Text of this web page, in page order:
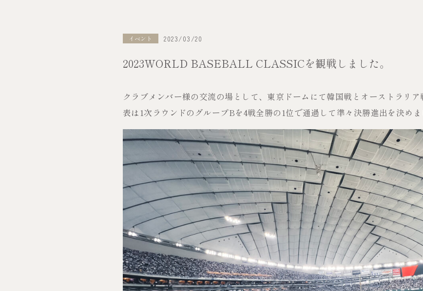
イベント 2023/03/20
2023WORLD BASEBALL CLASSICを観戦しました。
クラブメンバー様の交流の場として、東京ドームにて韓国戦とオーストラリ
表は1次ラウンドのグループBを4戦全勝の1位で通過して準々決勝進出を決めま